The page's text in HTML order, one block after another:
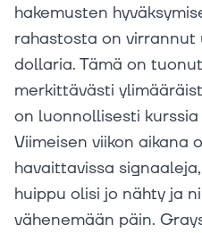
hakemusten
rahastosta on virrannut
dollaria. Tämä on
merkittävästi
on luonnollisesti
Viimeisen viikon aikana
havaittavissa
huippu olisi jo nähty ja
vähenemään päin.